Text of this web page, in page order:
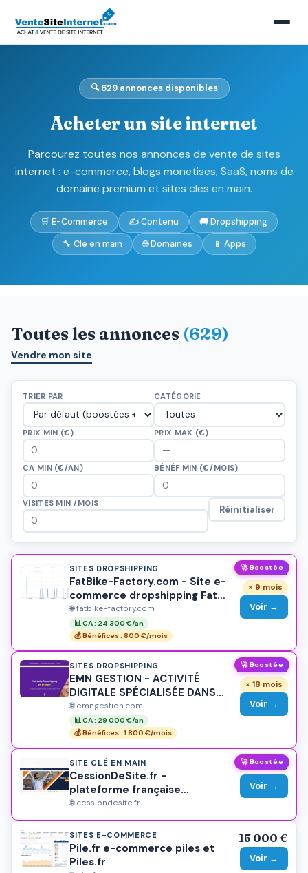
🔍 629 annonces disponibles
Acheter un site internet
Parcourez toutes nos annonces de vente de sites
internet : e-commerce, blogs monetises, SaaS, noms de
domaine premium et sites cles en main.
🛒 E-Commerce ✍️ Contenu
🚚 Dropshipping
🔧 Cle en main
🌐 Domaines 📱 Apps
Toutes les annonces (629)
Vendre mon site
TRIER PAR CATÉGORIE
PRIX MIN (€) PRIX MAX (€)
CA MIN (€/AN) BÉNÉF MIN (€/MOIS)
VISITES MIN /MOIS
Réinitialiser
🚀 Boostée
SITES DROPSHIPPING
FatBike-Factory.com - Site e-
commerce dropshipping Fat
Bike clé en main
🌐 fatbike-factory.com
📊 CA : 24 300 €/an
💰 Bénéfices : 800 €/mois
7 000 €
× 9 mois
Voir →
🚀 Boostée
SITES DROPSHIPPING
EMN GESTION - ACTIVITÉ
DIGITALE SPÉCIALISÉE DANS
LE E-COMMERCE CLÉ EN MAIN
🌐 emngestion.com
📊 CA : 29 000 €/an
💰 Bénéfices : 1 800 €/mois
32 000 €
× 18 mois
Voir →
🚀 Boostée
SITE CLÉ EN MAIN
CessionDeSite.fr -
plateforme française
spécialisée dans l’achat et la
vente de sites internet,
projets digitaux et activités
en ligne.
🌐 cessiondesite.fr
3 000 €
Voir →
SITES E-COMMERCE
Pile.fr e-commerce piles et
Piles.fr
15 000 €
Voir →